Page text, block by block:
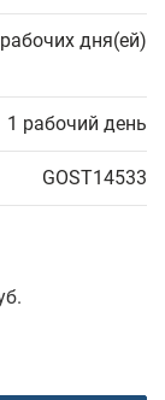
дня(ей)
1 рабочий день
GOST14533